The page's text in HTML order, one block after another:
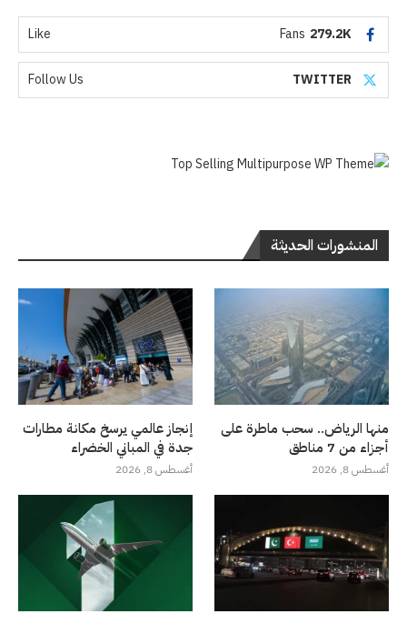
279.2K
Fans
Like
TWITTER
Follow Us
المنشورات الحديثة
منها الرياض.. سحب ماطرة على
أجزاء من 7 مناطق
أغسطس 8, 2026
إنجاز عالمي يرسخ مكانة مطارات
جدة في المباني الخضراء
أغسطس 8, 2026